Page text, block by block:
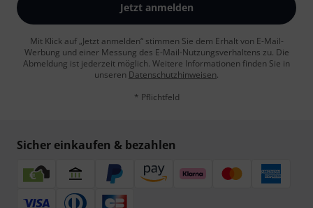
Jetzt anmelden
Mit Klick auf „Jetzt anmelden“ stimmen Sie dem Erhalt von E-Mail-
Werbung und einer Messung des E-Mail-Nutzungsverhaltens zu. Die
Abmeldung ist jederzeit möglich. Weitere Informationen finden Sie in
unseren Datenschutzhinweisen.
* Pflichtfeld
Sicher einkaufen & bezahlen